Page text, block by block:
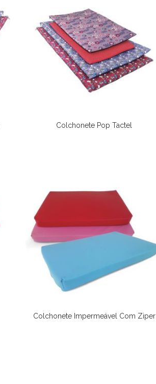
Colchonete Pop Tactel
Ver Opções
Colchonete Impermeável Com Ziper
Ver Opções